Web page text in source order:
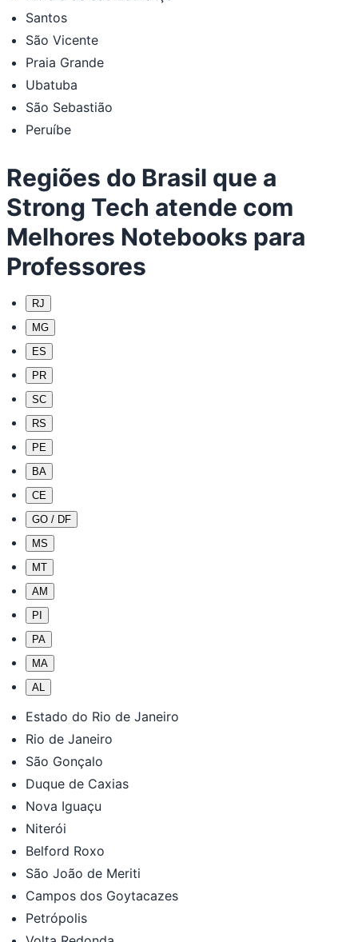
Santos
São Vicente
Praia Grande
Ubatuba
São Sebastião
Peruíbe
Regiões do Brasil que a
Strong Tech atende com
Melhores Notebooks para
Professores
RJ
MG
ES
PR
SC
RS
PE
BA
CE
GO / DF
MS
MT
AM
PI
PA
MA
AL
Estado do Rio de Janeiro
Rio de Janeiro
São Gonçalo
Duque de Caxias
Nova Iguaçu
Niterói
Belford Roxo
São João de Meriti
Campos dos Goytacazes
Petrópolis